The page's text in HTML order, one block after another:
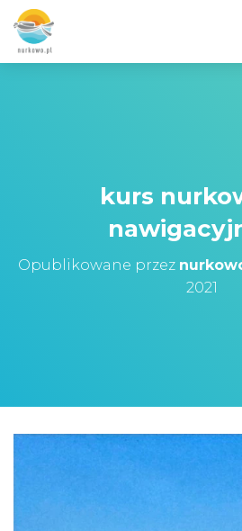
kurs
Opublikowane przez
2021